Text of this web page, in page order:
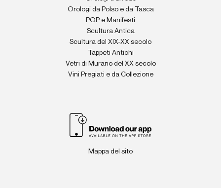
Orologi da Polso e da Tasca
POP e Manifesti
Scultura Antica
Scultura del XIX-XX secolo
Tappeti Antichi
Vetri di Murano del XX secolo
Vini Pregiati e da Collezione
Mappa del sito